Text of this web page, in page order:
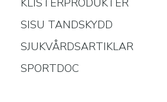
KLISTERPRODUKTER
SISU TANDSKYDD
SJUKVÅRDSARTIKLAR
SPORTDOC